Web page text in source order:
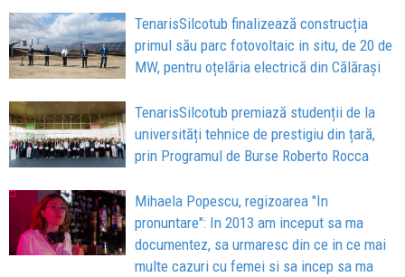
TenarisSilcotub finalizează construcția
primul său parc fotovoltaic in situ, de 20 de
MW, pentru oțelăria electrică din Călărași
TenarisSilcotub premiază studenții de la
universități tehnice de prestigiu din țară,
prin Programul de Burse Roberto Rocca
Mihaela Popescu, regizoarea "In
pronuntare": In 2013 am inceput sa ma
documentez, sa urmaresc din ce in ce mai
multe cazuri cu femei si sa incep sa ma